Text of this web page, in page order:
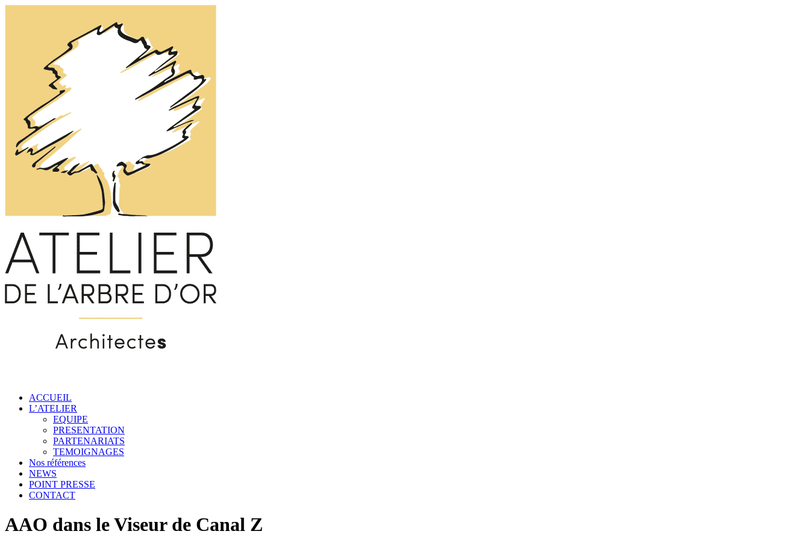
ACCUEIL
L’ATELIER
EQUIPE
PRESENTATION
PARTENARIATS
TEMOIGNAGES
Nos références
NEWS
POINT PRESSE
CONTACT
AAO dans le Viseur de Canal Z